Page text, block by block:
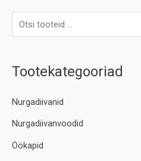
Tootekategooriad
Nurgadiivanid
Nurgadiivanvoodid
Öökapid